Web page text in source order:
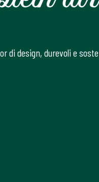
di design, durevoli e